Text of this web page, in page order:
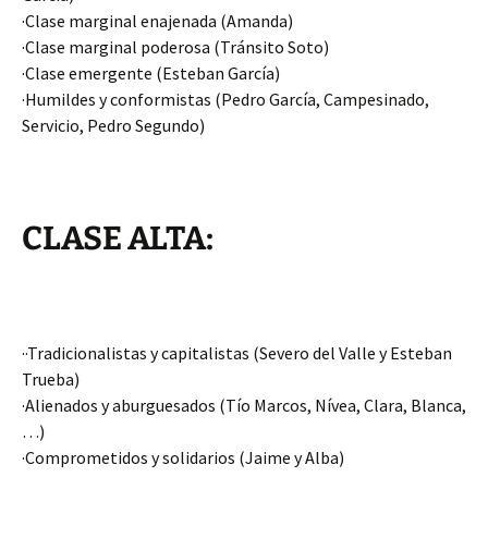
·Clase marginal enajenada (Amanda)
·Clase marginal poderosa (Tránsito Soto)
·Clase emergente (Esteban García)
·Humildes y conformistas (Pedro García, Campesinado,
Servicio, Pedro Segundo)
CLASE ALTA:
··Tradicionalistas y capitalistas (Severo del Valle y Esteban
Trueba)
·Alienados y aburguesados (Tío Marcos, Nívea, Clara, Blanca,
…)
·Comprometidos y solidarios (Jaime y Alba)